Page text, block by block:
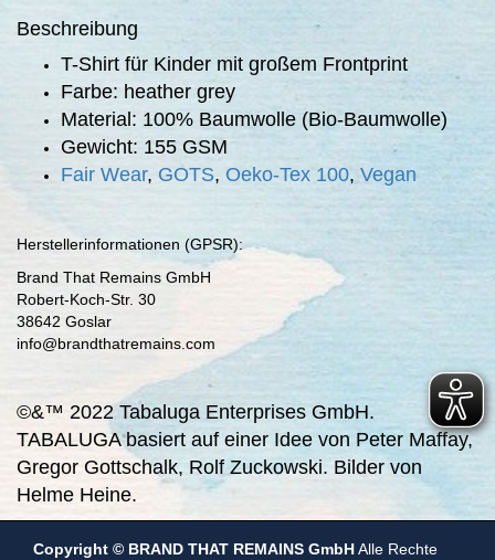
Beschreibung
T-Shirt für Kinder mit großem Frontprint
Farbe: heather grey
Material: 100% Baumwolle (Bio-Baumwolle)
Gewicht: 155 GSM
Fair Wear, GOTS, Oeko-Tex 100, Vegan
Herstellerinformationen (GPSR):
Brand That Remains GmbH
Robert-Koch-Str. 30
38642 Goslar
info@brandthatremains.com
©&™ 2022 Tabaluga Enterprises GmbH.
TABALUGA basiert auf einer Idee von Peter Maffay,
Gregor Gottschalk, Rolf Zuckowski. Bilder von
Helme Heine.
Copyright © BRAND THAT REMAINS GmbHAlle Rechte